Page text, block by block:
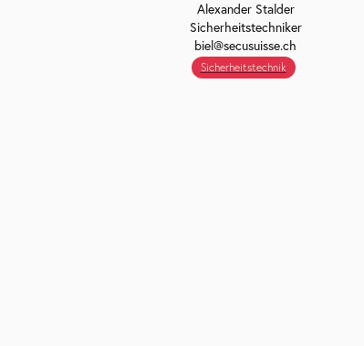
Alexander Stalder
Sicherheitstechniker
biel@secusuisse.ch
Sicherheitstechnik